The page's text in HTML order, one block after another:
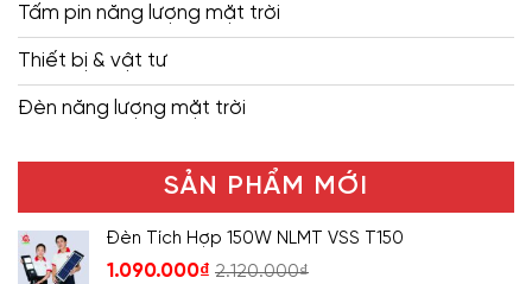
Tấm pin năng lượng mặt trời
Thiết bị & vật tư
Đèn năng lượng mặt trời
SẢN PHẨM MỚI
Đèn Tích Hợp 150W NLMT VSS T150
1.090.000₫ 2.120.000₫